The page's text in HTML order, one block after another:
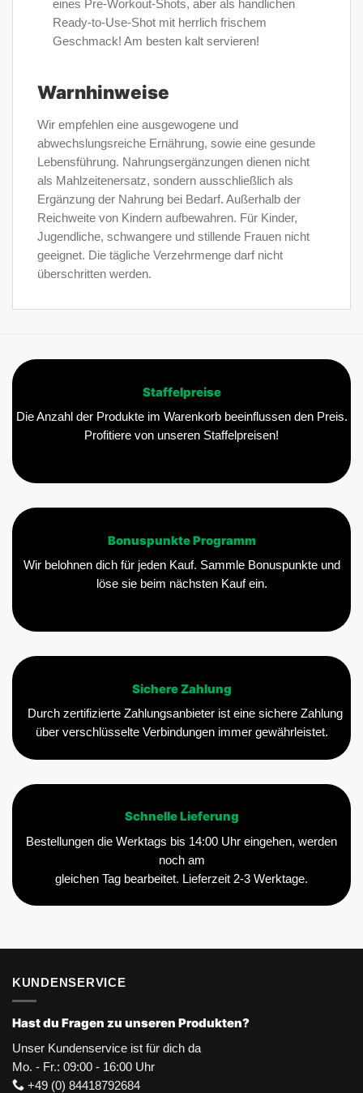
eines Pre-Workout-Shots, aber als handlichen
Ready-to-Use-Shot mit herrlich frischem
Geschmack! Am besten kalt servieren!
Warnhinweise
Wir empfehlen eine ausgewogene und
abwechslungsreiche Ernährung, sowie eine gesunde
Lebensführung. Nahrungsergänzungen dienen nicht
als Mahlzeitenersatz, sondern ausschließlich als
Ergänzung der Nahrung bei Bedarf. Außerhalb der
Reichweite von Kindern aufbewahren. Für Kinder,
Jugendliche, schwangere und stillende Frauen nicht
geeignet. Die tägliche Verzehrmenge darf nicht
überschritten werden.
Staffelpreise
Die Anzahl der Produkte im Warenkorb beeinflussen den Preis.
Profitiere von unseren Staffelpreisen!
Bonuspunkte Programm
Wir belohnen dich für jeden Kauf. Sammle Bonuspunkte und
löse sie beim nächsten Kauf ein.
Sichere Zahlung
Durch zertifizierte Zahlungsanbieter ist eine sichere Zahlung
über verschlüsselte Verbindungen immer gewährleistet.
Schnelle Lieferung
Bestellungen die Werktags bis 14:00 Uhr eingehen, werden
noch am
gleichen Tag bearbeitet. Lieferzeit 2-3 Werktage.
KUNDENSERVICE
Hast du Fragen zu unseren Produkten?
Unser Kundenservice ist für dich da
Mo. - Fr.: 09:00 - 16:00 Uhr
+49 (0) 84418792684